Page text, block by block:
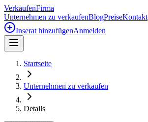
VerkaufenFirma
Unternehmen zu verkaufenBlogPreiseKontakt
Inserat hinzufügenAnmelden
Startseite
Unternehmen zu verkaufen
Details